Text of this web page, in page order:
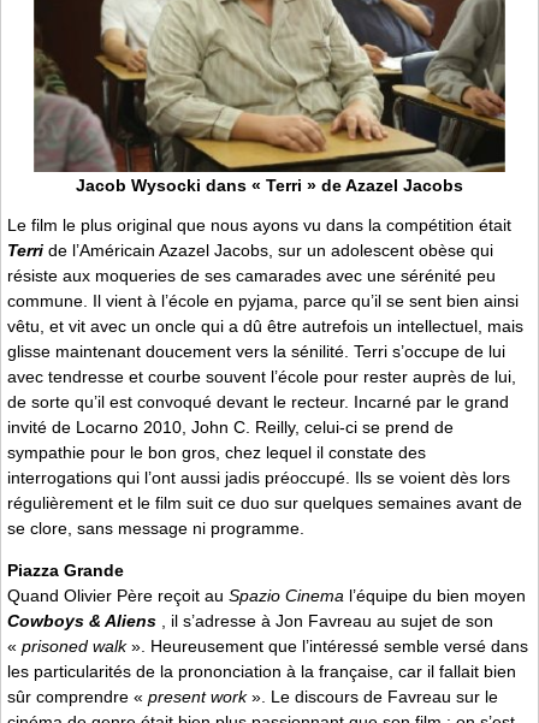
Jacob Wysocki dans « Terri » de Azazel Jacobs
Le film le plus original que nous ayons vu dans la compétition était
Terri de l’Américain Azazel Jacobs, sur un adolescent obèse qui
résiste aux moqueries de ses camarades avec une sérénité peu
commune. Il vient à l’école en pyjama, parce qu’il se sent bien ainsi
vêtu, et vit avec un oncle qui a dû être autrefois un intellectuel, mais
glisse maintenant doucement vers la sénilité. Terri s’occupe de lui
avec tendresse et courbe souvent l’école pour rester auprès de lui,
de sorte qu’il est convoqué devant le recteur. Incarné par le grand
invité de Locarno 2010, John C. Reilly, celui-ci se prend de
sympathie pour le bon gros, chez lequel il constate des
interrogations qui l’ont aussi jadis préoccupé. Ils se voient dès lors
régulièrement et le film suit ce duo sur quelques semaines avant de
se clore, sans message ni programme.
Piazza Grande
Quand Olivier Père reçoit au Spazio Cinema l’équipe du bien moyen
Cowboys & Aliens
, il s’adresse à Jon Favreau au sujet de son
« prisoned walk». Heureusement que l’intéressé semble versé dans
les particularités de la prononciation à la française, car il fallait bien
sûr comprendre « present work». Le discours de Favreau sur le